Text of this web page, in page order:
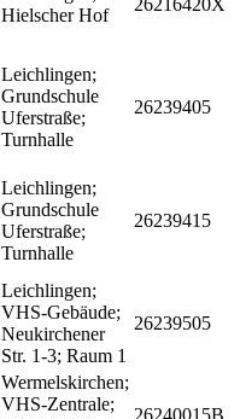
Hielscher Hof
Leichlingen;
Grundschule
Uferstraße;
Turnhalle
26239405
Leichlingen;
Grundschule
Uferstraße;
Turnhalle
26239415
Leichlingen;
VHS-Gebäude;
Neukirchener
Str. 1-3; Raum 1
26239505
Wermelskirchen;
VHS-Zentrale;
26240015B